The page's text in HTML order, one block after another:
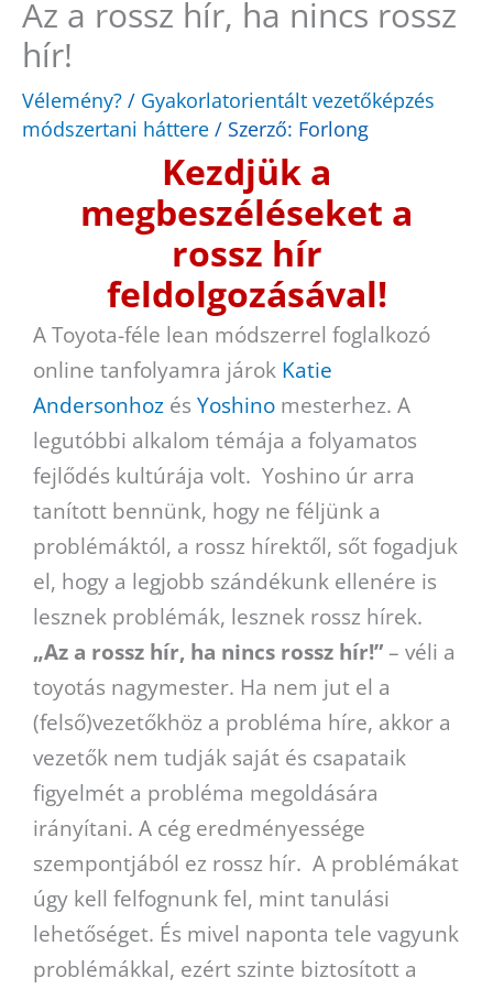
Az a rossz hír, ha nincs rossz
hír!
Vélemény? / Gyakorlatorientált vezetőképzés
módszertani háttere / Szerző: Forlong
Kezdjük a
megbeszéléseket a
rossz hír
feldolgozásával!
A Toyota-féle lean módszerrel foglalkozó
online tanfolyamra járok Katie
Andersonhoz és Yoshino mesterhez. A
legutóbbi alkalom témája a folyamatos
fejlődés kultúrája volt. Yoshino úr arra
tanított bennünk, hogy ne féljünk a
problémáktól, a rossz hírektől, sőt fogadjuk
el, hogy a legjobb szándékunk ellenére is
lesznek problémák, lesznek rossz hírek.
„Az a rossz hír, ha nincs rossz hír!” – véli a
toyotás nagymester. Ha nem jut el a
(felső)vezetőkhöz a probléma híre, akkor a
vezetők nem tudják saját és csapataik
figyelmét a probléma megoldására
irányítani. A cég eredményessége
szempontjából ez rossz hír. A problémákat
úgy kell felfognunk fel, mint tanulási
lehetőséget. És mivel naponta tele vagyunk
problémákkal, ezért szinte biztosított a